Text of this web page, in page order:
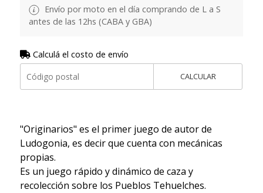
Envío por moto en el día comprando de L a S
antes de las 12hs (CABA y GBA)
Calculá el costo de envío
CALCULAR
"Originarios" es el primer juego de autor de
Ludogonia, es decir que cuenta con mecánicas
propias.
Es un juego rápido y dinámico de caza y
recolección sobre los Pueblos Tehuelches.